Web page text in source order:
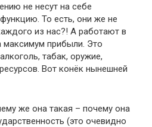
не несут на себе
То есть, они же не
из нас?! А работают в
максимум прибыли. Это
табак, оружие,
Вот конёк нынешней
же она такая – почему она
(это очевидно